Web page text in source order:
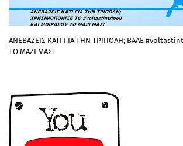
ΑΝΕΒΑΖΕΙΣ ΚΑΤΙ ΓΙΑ ΤΗΝ ΤΡΙΠΟΛΗ; ΒΑΛΕ
ΤΟ ΜΑΖΙ ΜΑΣ!